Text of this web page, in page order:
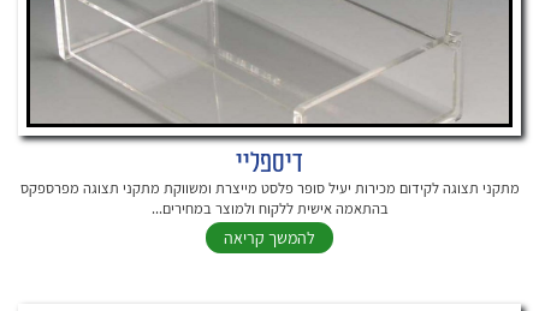
דיספליי
מתקני תצוגה לקידום מכירות יעיל סופר פלסט מייצרת ומשווקת מתקני תצוגה מפרספקס
בהתאמה אישית ללקוח ולמוצר במחירים...
להמשך קריאה